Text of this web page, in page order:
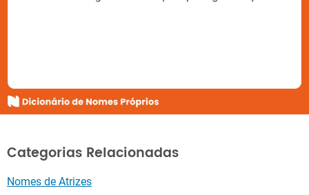
Categorias Relacionadas
Nomes de Atrizes